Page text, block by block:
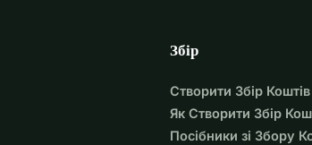
Збір
Створити Збір
Як Створити Збір
Посібники зі Збору